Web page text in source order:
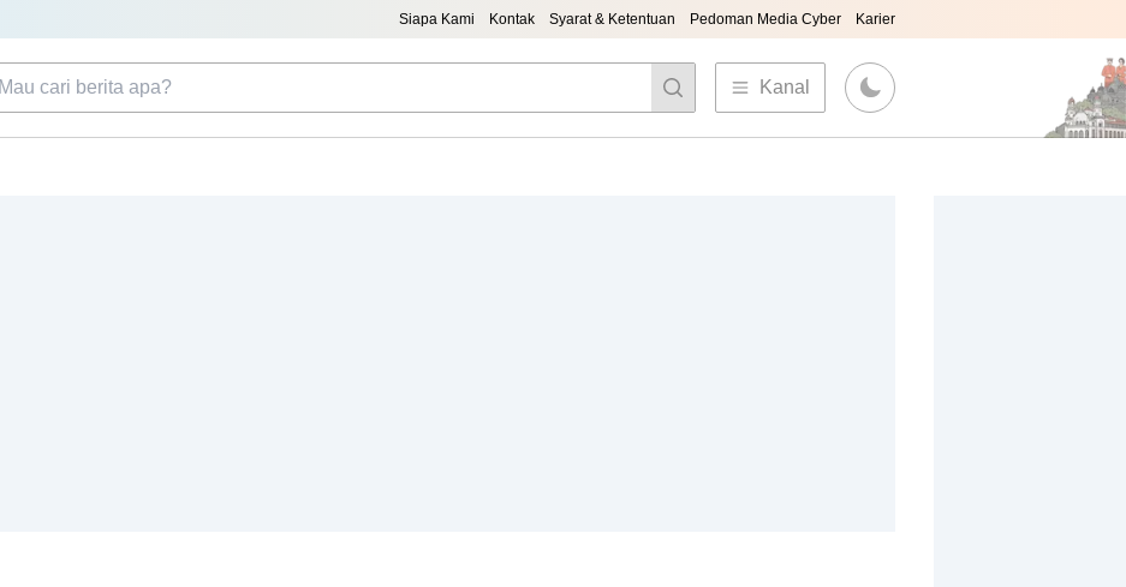
Siapa Kami Kontak Syarat & Ketentuan Pedoman Media Cyber Karier
Kanal